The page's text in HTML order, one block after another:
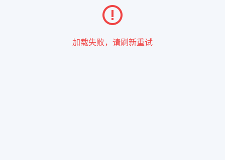
加载失败，请刷新重试